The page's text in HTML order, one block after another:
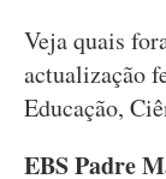
Veja quais
actualização
Educação,
EBS Padre